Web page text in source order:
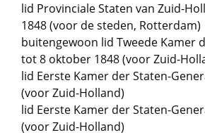
lid Provinciale Staten van Zuid-
1848 (voor de steden, Rotterdam)
buitengewoon lid Tweede Kamer
tot 8 oktober 1848 (voor Zuid-
lid Eerste Kamer der Staten-
(voor Zuid-Holland)
lid Eerste Kamer der Staten-
(voor Zuid-Holland)